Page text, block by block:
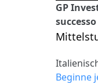
GP
successo
Beginne